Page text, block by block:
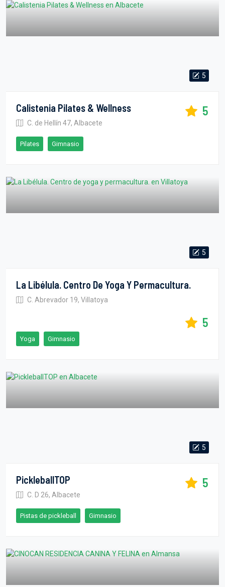
5
Calistenia Pilates & Wellness
C. de Hellín 47, Albacete
5
Pilates Gimnasio
5
La Libélula. Centro De Yoga Y Permacultura.
C. Abrevador 19, Villatoya
5
Yoga Gimnasio
5
PickleballTOP
C. D 26, Albacete
5
Pistas de pickleball Gimnasio